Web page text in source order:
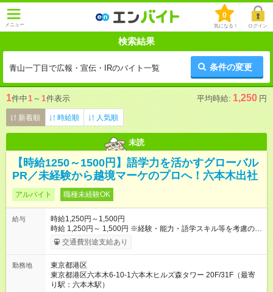
メニュー
0
気になる！ ログイン
検索結果
青山一丁目で広報・宣伝・IRのバイト一覧 条件の変更
1件中1 ～ 1件表示 平均時給: 1,250 円
新着順 時給順 人気順
未読
【時給1250～1500円】語学力を活かすグローバル
PR／未経験から越境マーケのプロへ！六本木出社
アルバイト 職種未経験OK
給与
時給1,250円～1,500円
時給 1,250円～ 1,500円 ※経験・能力・語学スキル等を考慮の
上、決定いたします。 ※昇給制度あり（実績に応じて時給アッ
プ！） ※試用期間なし 【月収例】 ◆週4日・フルタイム（月16
週5日・フルタイム（月20日勤務）の場合 ⇒月収 200,000円（時
給1,250円×8h×20日） ※高時給1,500円の場合、月収24万円も可
能です！ 【試用期間】試用期間なし
交通費別途支給あり
勤務地
東京都港区
東京都港区六本木6-10-1六本木ヒルズ森タワー 20F/31F（最寄
り駅：六本木駅）